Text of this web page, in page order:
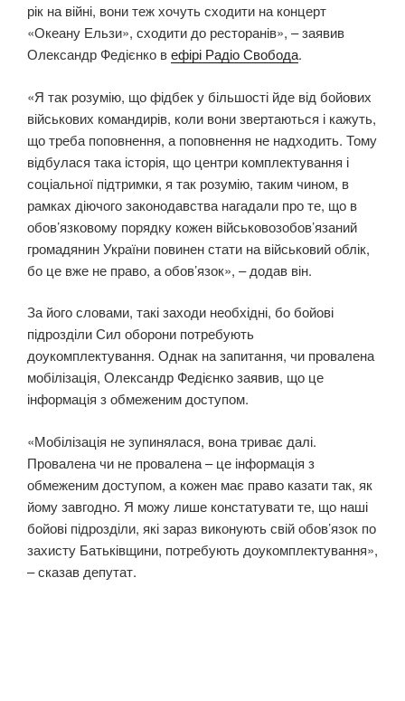
рік на війні, вони теж хочуть сходити на концерт
«Океану Ельзи», сходити до ресторанів», – заявив
Олександр Федієнко вефірі Радіо Свобода.
«Я так розумію, що фідбек у більшості йде від бойових
військових командирів, коли вони звертаються і кажуть,
що треба поповнення, а поповнення не надходить. Тому
відбулася така історія, що центри комплектування і
соціальної підтримки, я так розумію, таким чином, в
рамках діючого законодавства нагадали про те, що в
обов’язковому порядку кожен військовозобов’язаний
громадянин України повинен стати на військовий облік,
бо це вже не право, а обов’язок», – додав він.
За його словами, такі заходи необхідні, бо бойові
підрозділи Сил оборони потребують
доукомплектування. Однак на запитання, чи провалена
мобілізація, Олександр Федієнко заявив, що це
інформація з обмеженим доступом.
«Мобілізація не зупинялася, вона триває далі.
Провалена чи не провалена – це інформація з
обмеженим доступом, а кожен має право казати так, як
йому завгодно. Я можу лише констатувати те, що наші
бойові підрозділи, які зараз виконують свій обов’язок по
захисту Батьківщини, потребують доукомплектування»,
– сказав депутат.